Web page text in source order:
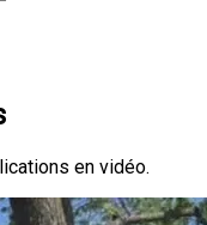
en vidéo.